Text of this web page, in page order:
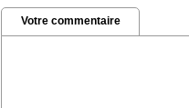
Votre commentaire